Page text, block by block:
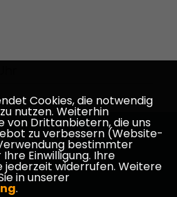
Darmstadt-
Cookies, die notwendig
nutzen. Weiterhin
von Drittanbietern, die uns
zu verbessern (Website-
bestimmter
Einwilligung. Ihre
jederzeit widerrufen. Weitere
in unserer
.